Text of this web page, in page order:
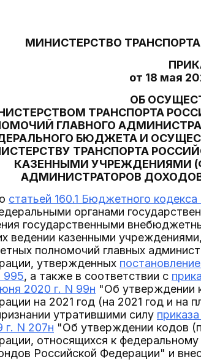
МИНИСТЕРСТВО
от 18 мая
ОБ
ТРАНСПОРТА
ГЛАВНОГО
БЮДЖЕТА И
ТРАНСПОРТА
КАЗЕННЫМИ УЧРЕЖДЕНИЯМИ
АДМИНИСТРАТОРОВ
статьей 160.1 Бюджетного
органами
государственными
ведении казенными
полномочий главных
утвержденных
995, а также в соответствии с
2020 г. N 99н "Об утверждении
на 2021 год (на 2021 год и
утратившими силу
г. N 207н "Об утверждении кодов
относящихся к
Российской Федерации" и